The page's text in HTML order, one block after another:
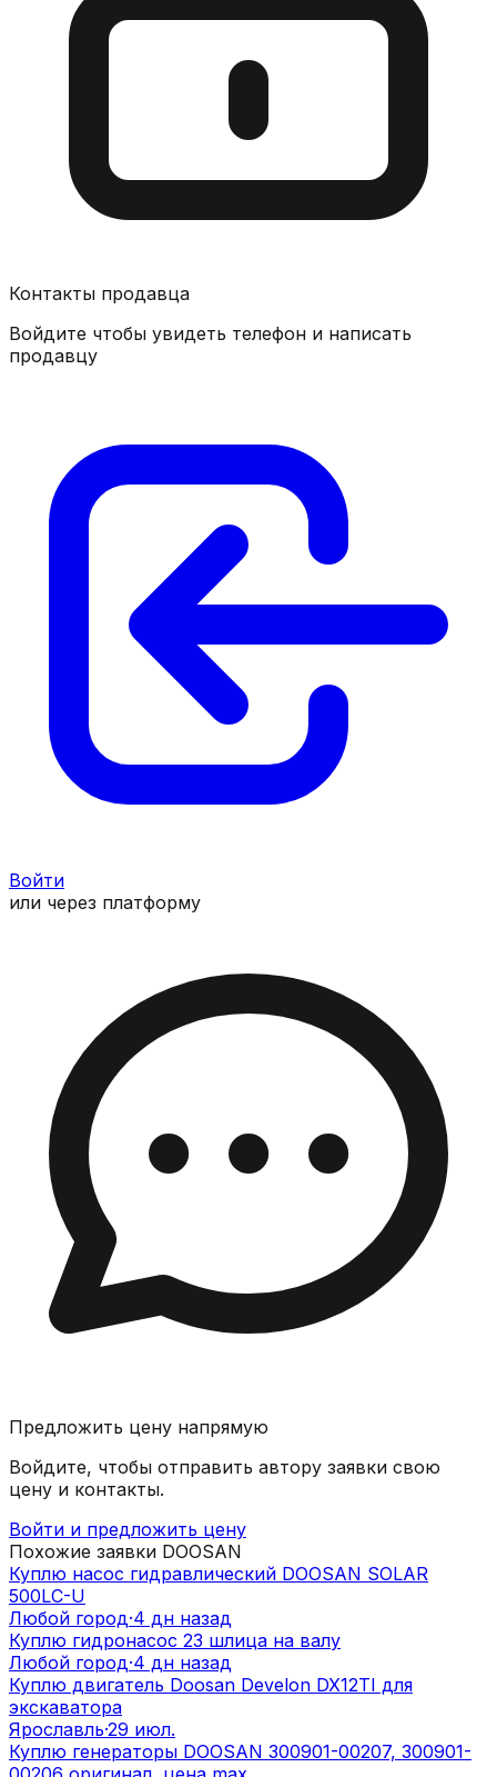
Контакты продавца
Войдите чтобы увидеть телефон и написать
продавцу
Войти
или через платформу
Предложить цену напрямую
Войдите, чтобы отправить автору заявки свою
цену и контакты.
Войти и предложить цену
Похожие заявки DOOSAN
Куплю насос гидравлический DOOSAN SOLAR
500LC-U
Любой город·4 дн назад
Куплю гидронасос 23 шлица на валу
Любой город·4 дн назад
Куплю двигатель Doosan Develon DX12TI для
экскаватора
Ярославль·29 июл.
Куплю генераторы DOOSAN 300901-00207, 300901-